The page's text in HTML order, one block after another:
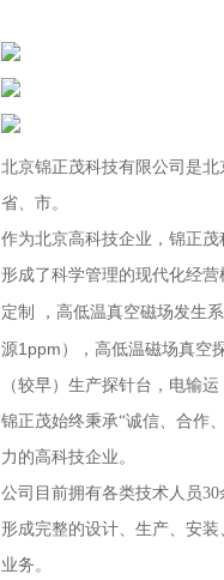
北京锦正茂科技有限公司是
省、市。
作为北京高科技企业，锦正
形成了科学管理的现代化经
定制 ，高低温真空磁场发生系
源1ppm ），高低温磁场真空
（较早）生产探针台，电输
锦正茂始终秉承“诚信、合作
力的高科技企业。
公司目前拥有各类技术人员30
形成完整的设计、生产、安
业务。